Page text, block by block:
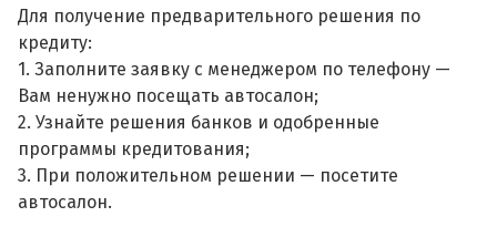
Для получение предварительного решения по
кредиту:
1. Заполните заявку с менеджером по телефону —
Вам ненужно посещать автосалон;
2. Узнайте решения банков и одобренные
программы кредитования;
3. При положительном решении — посетите
автосалон.